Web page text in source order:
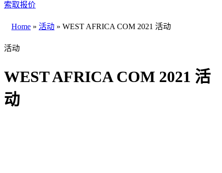
索取报价
Home » 活动 » WEST AFRICA COM 2021 活动
活动
WEST AFRICA COM 2021 活
动